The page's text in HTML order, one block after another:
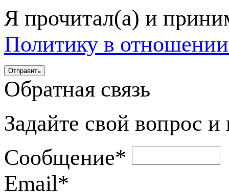
Я прочитал(а) и
Политику в
Обратная связь
Задайте свой вопрос
Сообщение*
Email*